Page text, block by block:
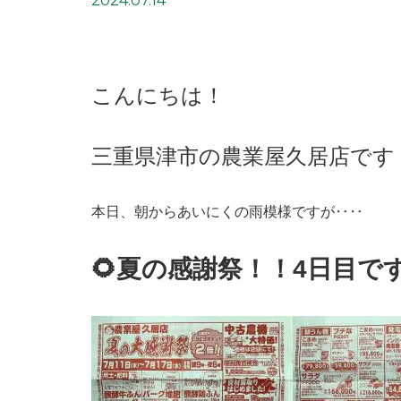
こんにちは！
三重県津市の農業屋久居店です
本日、朝からあいにくの雨模様ですが‥‥
🌻夏の感謝祭！！4日目で